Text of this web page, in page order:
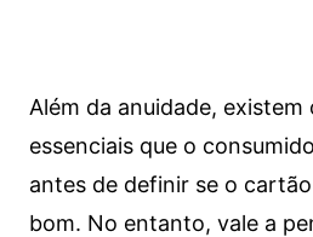
Além da anuidade,
essenciais que o
antes de definir se o
bom. No entanto, vale a